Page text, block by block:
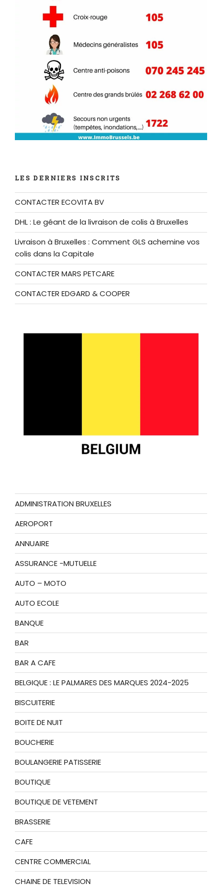
LES DERNIERS INSCRITS
CONTACTER ECOVITA BV
DHL : Le géant de la livraison de colis à Bruxelles
Livraison à Bruxelles : Comment GLS achemine vos
colis dans la Capitale
CONTACTER MARS PETCARE
CONTACTER EDGARD & COOPER
ADMINISTRATION BRUXELLES
AEROPORT
ANNUAIRE
ASSURANCE -MUTUELLE
AUTO – MOTO
AUTO ECOLE
BANQUE
BAR
BAR A CAFE
BELGIQUE : LE PALMARES DES MARQUES 2024-2025
BISCUITERIE
BOITE DE NUIT
BOUCHERIE
BOULANGERIE PATISSERIE
BOUTIQUE
BOUTIQUE DE VETEMENT
BRASSERIE
CAFE
CENTRE COMMERCIAL
CHAINE DE TELEVISION